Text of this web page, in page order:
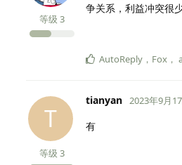
等级 3
争关系，利益冲突很
AutoReply ， Fox ，
T
tianyan
等级 3
2023年9月
有